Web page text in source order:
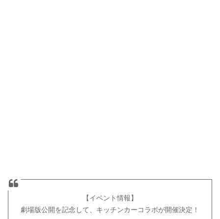
【イベント情報】
劇場版公開を記念して、キッチンカーコラボが開催決定！